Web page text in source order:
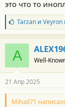
это что то
Б
л
а
г
о
д
а
н
о
с
Tarzanи Veyron
A Well-
21 Апр 2025
Mihail71